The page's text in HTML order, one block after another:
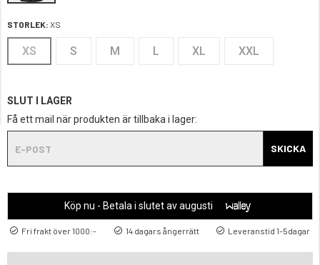
STORLEK: XS
XS S M L XL XXL
SLUT I LAGER
Få ett mail när produkten är tillbaka i lager:
SKICKA
Köp nu - Betala i slutet av augusti
Fri frakt över 1000:- 14 dagars ångerrätt Leveranstid 1-5dagar